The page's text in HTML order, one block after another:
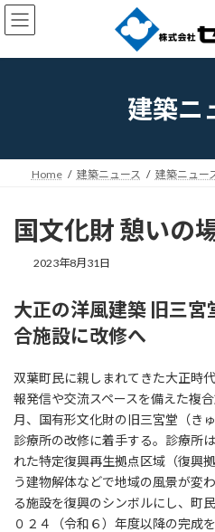
コ
ン
ン
ナ
ビ
ー
建築ニ
Home 建築ニュース 建築ニュー
国文化財 憩いの
2023年8月31日
大正の洋風建築 旧三
合施設に改修へ
双葉町民に親しまれてきた大正時
報発信や交流スペースを備えた複
月、国有形文化財の旧三宮堂（き
診療所の改修に着手する。診療所
れた特定復興再生拠点区域（復興
う建物解体などで地域の風景が変
る施設を復興のシンボルにし、町
０２４（令和６）年度以降の完成